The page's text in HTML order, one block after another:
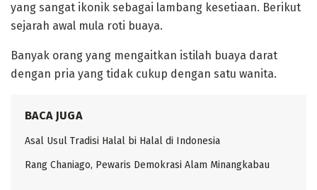
yang sangat ikonik sebagai lambang kesetiaan. Berikut
sejarah awal mula roti buaya.
‎Banyak orang yang mengaitkan istilah buaya darat
dengan pria yang tidak cukup dengan satu wanita.
BACA JUGA
Asal Usul Tradisi Halal bi Halal di Indonesia
Rang Chaniago, Pewaris Demokrasi Alam Minangkabau ‎